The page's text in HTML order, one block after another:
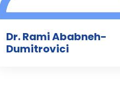
Dr. Rami Ababneh-
Dumitrovici